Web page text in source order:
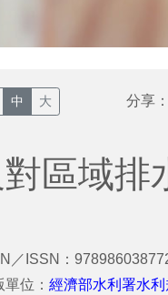
中 大 分享：
區域排
／ISSN：
單位：經濟部水利署水